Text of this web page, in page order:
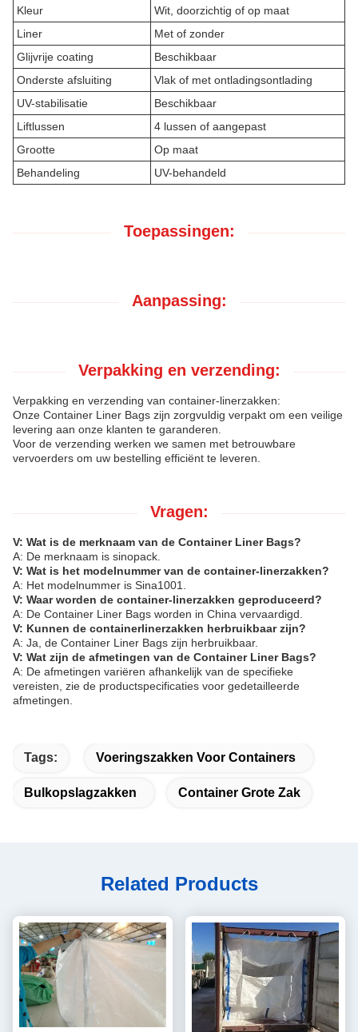
Kleur
Wit, doorzichtig of op maat
Liner
Met of zonder
Glijvrije coating
Beschikbaar
Onderste afsluiting
Vlak of met ontladingsontlading
UV-stabilisatie
Beschikbaar
Liftlussen
4 lussen of aangepast
Grootte
Op maat
Behandeling
UV-behandeld
Toepassingen:
Aanpassing:
Verpakking en verzending:
Verpakking en verzending van container-linerzakken:
Onze Container Liner Bags zijn zorgvuldig verpakt om een veilige
levering aan onze klanten te garanderen.
Voor de verzending werken we samen met betrouwbare
vervoerders om uw bestelling efficiënt te leveren.
Vragen:
V: Wat is de merknaam van de Container Liner Bags?
A: De merknaam is sinopack.
V: Wat is het modelnummer van de container-linerzakken?
A: Het modelnummer is Sina1001.
V: Waar worden de container-linerzakken geproduceerd?
A: De Container Liner Bags worden in China vervaardigd.
V: Kunnen de containerlinerzakken herbruikbaar zijn?
A: Ja, de Container Liner Bags zijn herbruikbaar.
V: Wat zijn de afmetingen van de Container Liner Bags?
A: De afmetingen variëren afhankelijk van de specifieke
vereisten, zie de productspecificaties voor gedetailleerde
afmetingen.
Tags: Voeringszakken Voor Containers
Bulkopslagzakken Container Grote Zak
Related Products